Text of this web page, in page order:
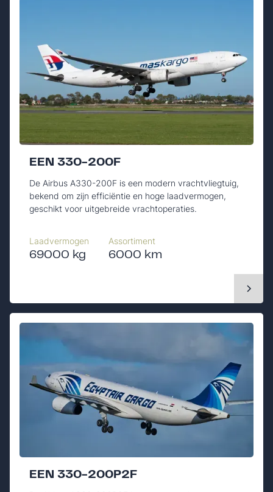
EEN 330-200F
De Airbus A330-200F is een modern vrachtvliegtuig,
bekend om zijn efficiëntie en hoge laadvermogen,
geschikt voor uitgebreide vrachtoperaties.
Laadvermogen
69000 kg
Assortiment
6000 km
EEN 330-200P2F